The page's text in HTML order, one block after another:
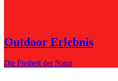
Outdoor Erlebnis
Die Freiheit der Natur